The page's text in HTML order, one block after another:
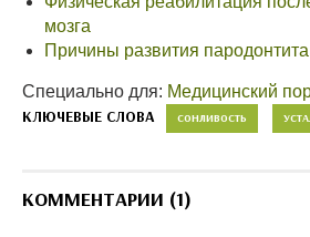
мозга
Причины развития пародонтита
Специально для: Медицинский
КЛЮЧЕВЫЕ СЛОВА СОНЛИВОСТЬ
КОММЕНТАРИИ (1)